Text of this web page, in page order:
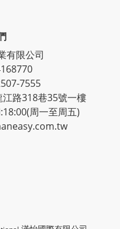
有限公司
7555
路318巷35號一樓
周一至周五)